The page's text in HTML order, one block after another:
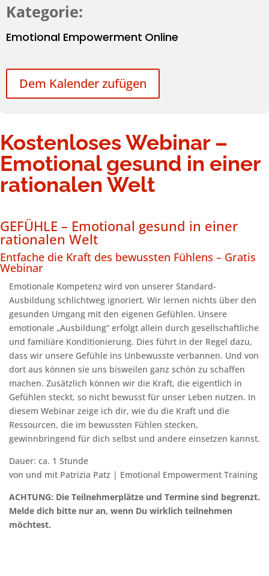
Kategorie:
Emotional Empowerment Online
Dem Kalender zufügen
Kostenloses Webinar –
Emotional gesund in einer
rationalen Welt
GEFÜHLE – Emotional gesund in einer
rationalen Welt
Entfache die Kraft des bewussten Fühlens – Gratis
Webinar
Emotionale Kompetenz wird von unserer Standard-
Ausbildung schlichtweg ignoriert. Wir lernen nichts über den
gesunden Umgang mit den eigenen Gefühlen. Unsere
emotionale „Ausbildung“ erfolgt allein durch gesellschaftliche
und familiäre Konditionierung. Dies führt in der Regel dazu,
dass wir unsere Gefühle ins Unbewusste verbannen. Und von
dort aus können sie uns bisweilen ganz schön zu schaffen
machen. Zusätzlich können wir die Kraft, die eigentlich in
Gefühlen steckt, so nicht bewusst für unser Leben nutzen. In
diesem Webinar zeige ich dir, wie du die Kraft und die
Ressourcen, die im bewussten Fühlen stecken,
gewinnbringend für dich selbst und andere einsetzen kannst.
Dauer: ca. 1 Stunde
von und mit Patrizia Patz | Emotional Empowerment Training
ACHTUNG: Die Teilnehmerplätze und Termine sind begrenzt.
Melde dich bitte nur an, wenn Du wirklich teilnehmen
möchtest.